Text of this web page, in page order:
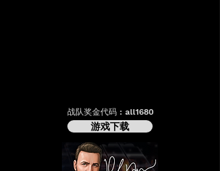
战队奖金代码 : all1680
游戏下载